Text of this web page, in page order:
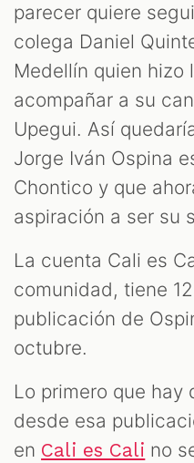
parecer quiere
colega Daniel
Medellín quien hizo
acompañar a su
Upegui. Así
Jorge Iván Ospina
Chontico y que
aspiración a ser su
La cuenta Cali es
comunidad, tiene
publicación de
octubre.
Lo primero que hay
desde esa
en Cali es Cali no